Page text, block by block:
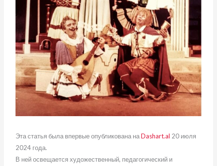
Эта статья была впервые опубликована наDashart.al 20 июля
2024 года.
В ней освещается художественный, педагогический и